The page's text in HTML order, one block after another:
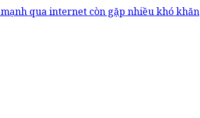
qua internet còn gặp nhiều khó khăn